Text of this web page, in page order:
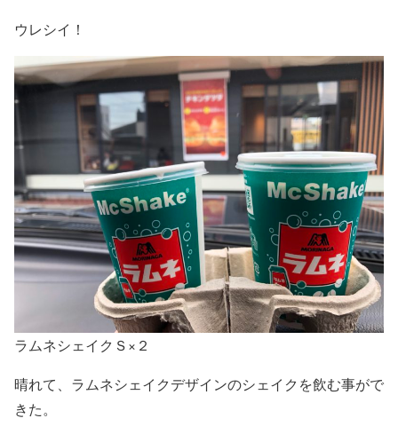
ウレシイ！
ラムネシェイクＳ×２
晴れて、ラムネシェイクデザインのシェイクを飲む事がで
きた。